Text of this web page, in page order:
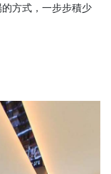
方式，一步步積少